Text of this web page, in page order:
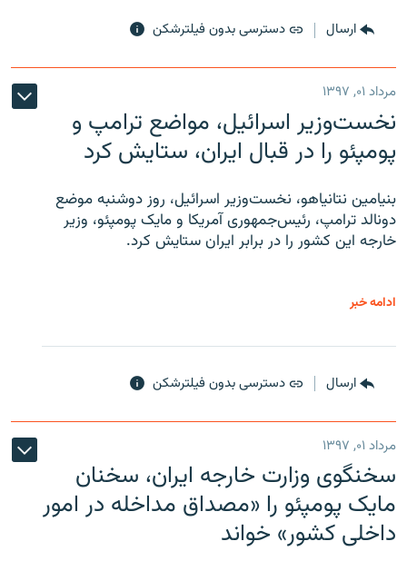
ارسال دسترسی بدون فیلترشکن
مرداد ۰۱, ۱۳۹۷
نخست‌وزیر اسرائیل، مواضع ترامپ و
پومپئو را در قبال ایران، ستایش کرد
بنیامین نتانیاهو، نخست‌وزیر اسرائیل، روز دوشنبه موضع
دونالد ترامپ، رئیس‌جمهوری آمریکا و مایک پومپئو، وزیر
خارجه این کشور را در برابر ایران ستایش کرد.
ادامه خبر
ارسال دسترسی بدون فیلترشکن
مرداد ۰۱, ۱۳۹۷
سخنگوی وزارت خارجه ایران، سخنان
مایک پومپئو را «مصداق مداخله در امور
داخلی کشور» خواند